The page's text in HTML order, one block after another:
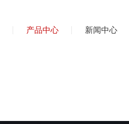
产品中心 新闻中心